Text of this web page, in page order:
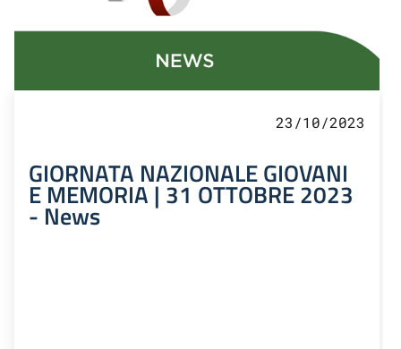
23/10/2023
GIORNATA NAZIONALE GIOVANI
E MEMORIA | 31 OTTOBRE 2023
- News